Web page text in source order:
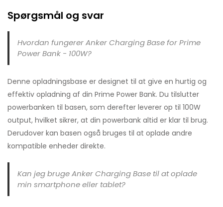
Spørgsmål og svar
Hvordan fungerer Anker Charging Base for Prime
Power Bank - 100W?
Denne opladningsbase er designet til at give en hurtig og
effektiv opladning af din Prime Power Bank. Du tilslutter
powerbanken til basen, som derefter leverer op til 100W
output, hvilket sikrer, at din powerbank altid er klar til brug.
Derudover kan basen også bruges til at oplade andre
kompatible enheder direkte.
Kan jeg bruge Anker Charging Base til at oplade
min smartphone eller tablet?